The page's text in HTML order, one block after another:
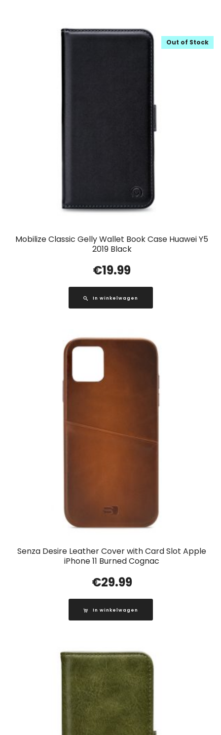
Mobilize Classic Gelly Wallet Book Case Huawei Y5
2019 Black
Out of Stock
€19.99
In winkelwagen
Senza Desire Leather Cover with Card Slot Apple
iPhone 11 Burned Cognac
€29.99
In winkelwagen